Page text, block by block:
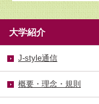
大学紹介
J-style通信
概要・理念・規則